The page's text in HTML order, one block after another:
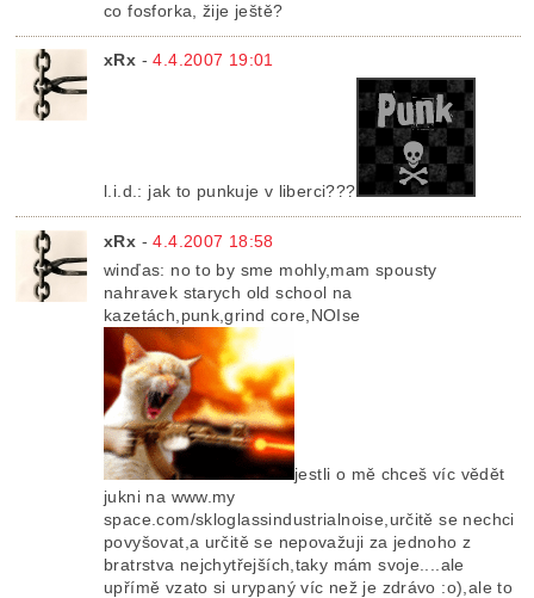
co fosforka, žije ještě?
xRx -4.4.2007 19:01
l.i.d.: jak to punkuje v liberci???
xRx -4.4.2007 18:58
winďas: no to by sme mohly,mam spousty
nahravek starych old school na
kazetách,punk,grind core,NOIse
jestli o mě chceš víc vědět
jukni na www.my
space.com/skloglassindustrialnoise,určitě se nechci
povyšovat,a určitě se nepovažuji za jednoho z
bratrstva nejchytřejších,taky mám svoje....ale
upřímě vzato si urypaný víc než je zdrávo :o),ale to